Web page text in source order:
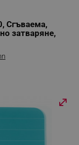
Сгъваема,
затваряне,